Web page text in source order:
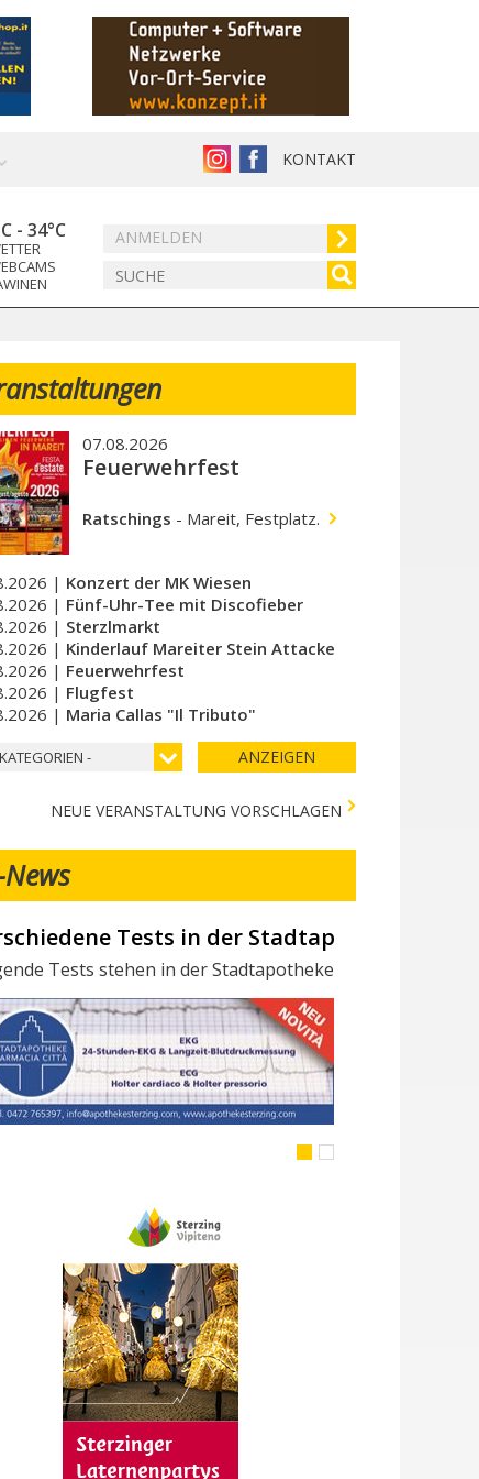
KONTAKT
ANMELDEN
- 34°C
07.08.2026
Feuerwehrfest
Ratschings - Mareit, Festplatz.
| Konzert der MK Wiesen
| Fünf-Uhr-Tee mit Discofieber
| Sterzlmarkt
| Kinderlauf Mareiter Stein Attacke
| Feuerwehrfest
| Flugfest
| Maria Callas "Il Tributo"
- ANZEIGEN
NEUE VERANSTALTUNG VORSCHLAGEN
News
Tests in der Stadtapotheke -
Tests stehen in der Stadtapotheke zur Verfügung:
suchen Mitarbeiter/innen
du Teil des Milchhof-Teams sein und von